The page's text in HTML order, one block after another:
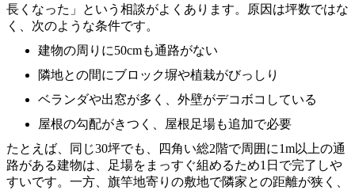
長くなった」という相談がよくあります。原因は坪数ではな
く、次のような条件です。
建物の周りに50cmも通路がない
隣地との間にブロック塀や植栽がびっしり
ベランダや出窓が多く、外壁がデコボコしている
屋根の勾配がきつく、屋根足場も追加で必要
たとえば、同じ30坪でも、四角い総2階で周囲に1m以上の通
路がある建物は、足場をまっすぐ組めるため1日で完了しや
すいです。一方、旗竿地寄りの敷地で隣家との距離が狭く、